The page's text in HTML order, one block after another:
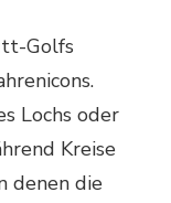
Golfs
Lochs oder
Kreise
denen die